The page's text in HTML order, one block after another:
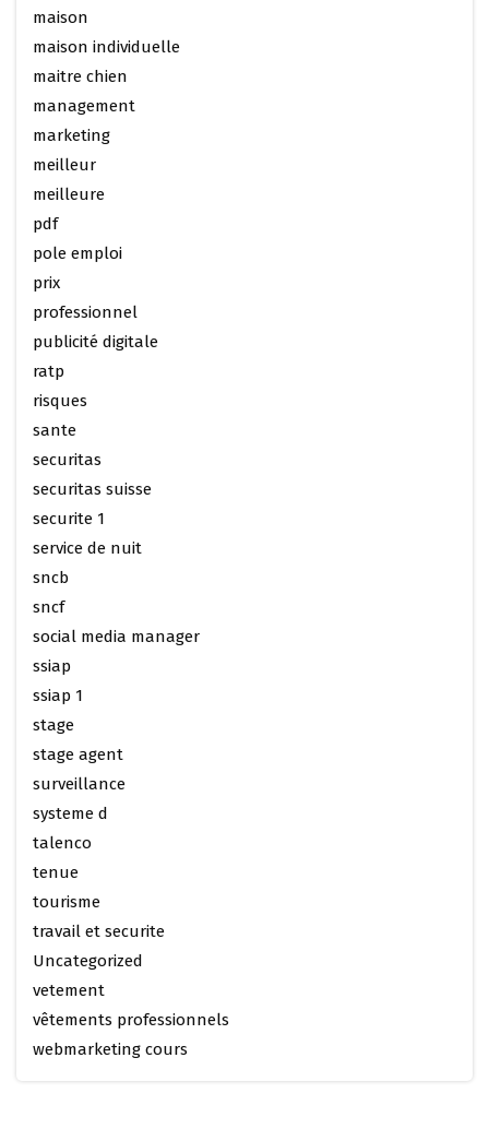
maison
maison individuelle
maitre chien
management
marketing
meilleur
meilleure
pdf
pole emploi
prix
professionnel
publicité digitale
ratp
risques
sante
securitas
securitas suisse
securite 1
service de nuit
sncb
sncf
social media manager
ssiap
ssiap 1
stage
stage agent
surveillance
systeme d
talenco
tenue
tourisme
travail et securite
Uncategorized
vetement
vêtements professionnels
webmarketing cours